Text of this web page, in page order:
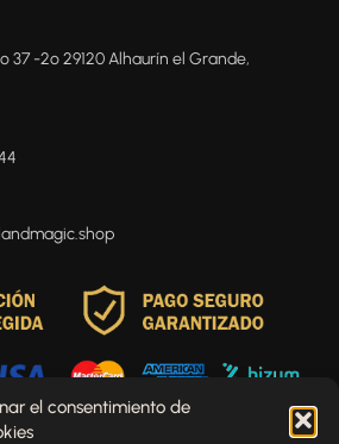
el consentimiento de
37 -2º 29120 Alhaurín el Grande,